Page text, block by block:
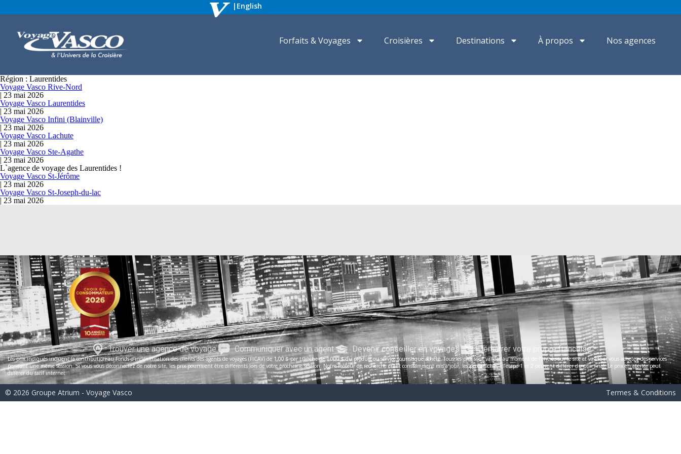
| English
Forfaits & Voyages Croisières Destinations À propos Nos agences
Région : Laurentides
Voyage Vasco Rive-Nord
| 23 mai 2026
Voyage Vasco Laurentides
| 23 mai 2026
Voyage Vasco Infini (Blainville)
| 23 mai 2026
Voyage Vasco Lachute
| 23 mai 2026
Voyage Vasco Ste-Agathe
| 23 mai 2026
L`agence de voyage des Laurentides !
Voyage Vasco St-Jérôme
| 23 mai 2026
Voyage Vasco St-Joseph-du-lac
| 23 mai 2026
Trouver une agence de voyage Communiquer avec un agent Devenir conseiller en voyages Démarrer votre propre franchise
Les prix indiqués incluent la contribution au Fonds d’indemnisation des clients des agents de voyages (FICAV) de 1,00 $ par tranche de 1 000 $ du produit ou service touristique acheté. Tous les prix sont valides au moment de l’entrée sur le site et valide si vous achetez des services
pendant une même session. Si vous vous déconnectez de notre site, les prix pourraient être différents lors de votre prochaine session. Notre moteur de recherche étant constamment mis à jour, les prix affichés à l’étape 1 et 2 peuvent différer du prix final. Le prix en agence peut
différer du tarif internet.
© 2026 Groupe Atrium - Voyage Vasco Termes & Conditions